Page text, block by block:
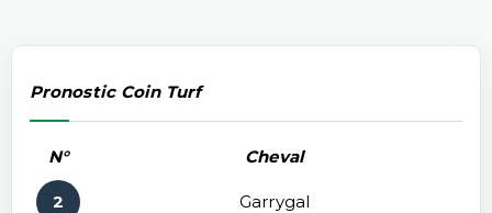
Pronostic Coin Turf
N° Cheval
2 Garrygal